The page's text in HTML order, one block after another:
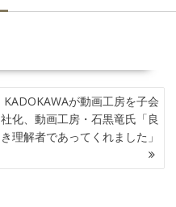
KADOKAWAが動画工房を子会
社化、動画工房・石黒竜氏「良
き理解者であってくれました」